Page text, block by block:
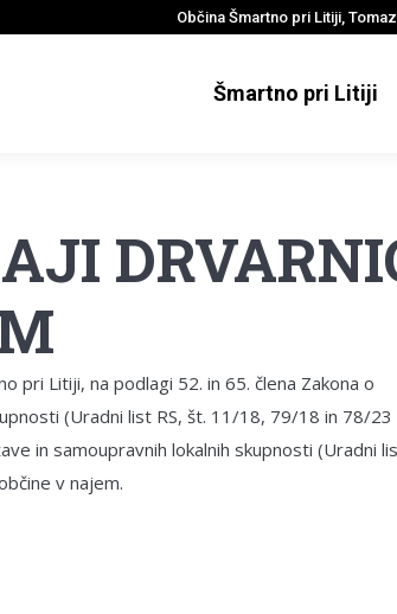
Občina Šmartno pri Litiji,
Šmartno pri Litiji
pri Litiji, na podlagi 52. in 65. člena Zakona o
(Uradni list RS, št. 11/18, 79/18 in 78/23
in samoupravnih lokalnih skupnosti (Uradni
v najem.